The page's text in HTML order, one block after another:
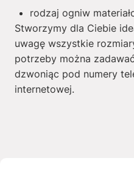
rodzaj ogniw
Stworzymy dla Ciebie
uwagę wszystkie
potrzeby można
dzwoniąc pod numery
internetowej.